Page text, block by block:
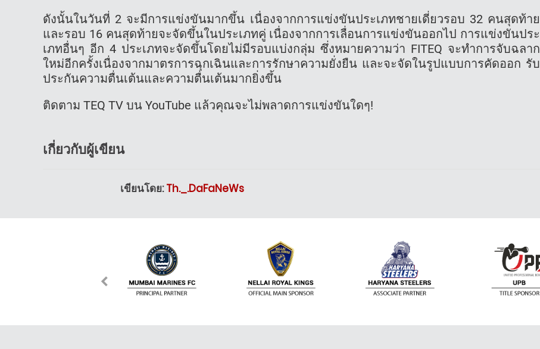
ดังนั้นในวันที่ 2 จะมีการแข่งขันมากขึ้น เนื่องจากการแข่งขันประเภทชายเดี่ยวรอบ 32 คนสุดท้าย
และรอบ 16 คนสุดท้ายจะจัดขึ้นในประเภทคู่ เนื่องจากการเลื่อนการแข่งขันออกไป การแข่งขันประ
เภทอื่นๆ อีก 4 ประเภทจะจัดขึ้นโดยไม่มีรอบแบ่งกลุ่ม ซึ่งหมายความว่า FITEQ จะทำการจับฉลาก
ใหม่อีกครั้งเนื่องจากมาตรการฉุกเฉินและการรักษาความยั่งยืน และจะจัดในรูปแบบการคัดออก รับ
ประกันความตื่นเต้นและความตื่นเต้นมากยิ่งขึ้น
ติดตาม TEQ TV บน YouTube แล้วคุณจะไม่พลาดการแข่งขันใดๆ!
เกี่ยวกับผู้เขียน
เขียนโดย:Th._.DaFaNeWs